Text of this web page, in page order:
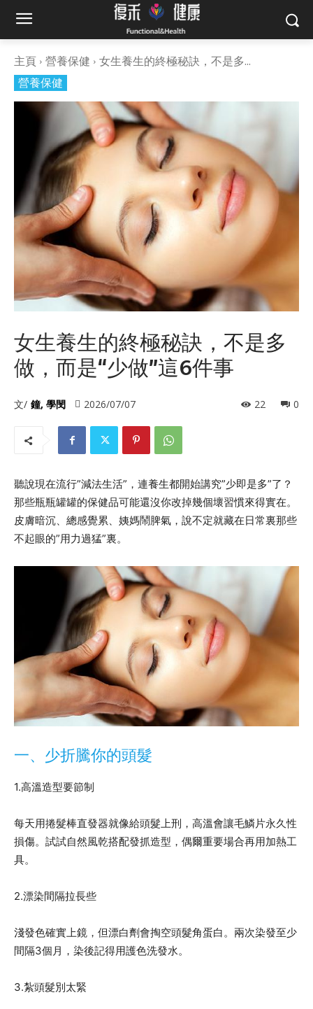
主頁 營養保健
女生養生的終極秘訣，不是多...
營養保健
女生養生的終極秘訣，不是多
做，而是“少做”這6件事
文/ 鐘, 學閔 2026/07/07 0
22
聽說現在流行”減法生活”，連養生都開始講究”少即是多”了？
那些瓶瓶罐罐的保健品可能還沒你改掉幾個壞習慣來得實在。
皮膚暗沉、總感覺累、姨媽鬧脾氣，說不定就藏在日常裏那些
不起眼的”用力過猛”裏。
一、少折騰你的頭髮
1.高溫造型要節制
每天用捲髮棒直發器就像給頭髮上刑，高溫會讓毛鱗片永久性
損傷。試試自然風乾搭配發抓造型，偶爾重要場合再用加熱工
具。
2.漂染間隔拉長些
淺發色確實上鏡，但漂白劑會掏空頭髮角蛋白。兩次染發至少
間隔3個月，染後記得用護色洗發水。
3.紮頭髮別太緊